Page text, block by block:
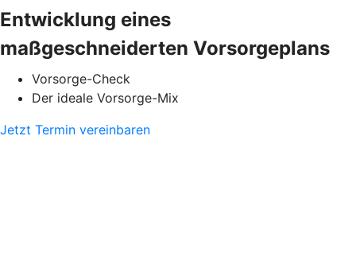
Entwicklung eines
maßgeschneiderten Vorsorgeplans
Vorsorge-Check
Der ideale Vorsorge-Mix
Jetzt Termin vereinbaren